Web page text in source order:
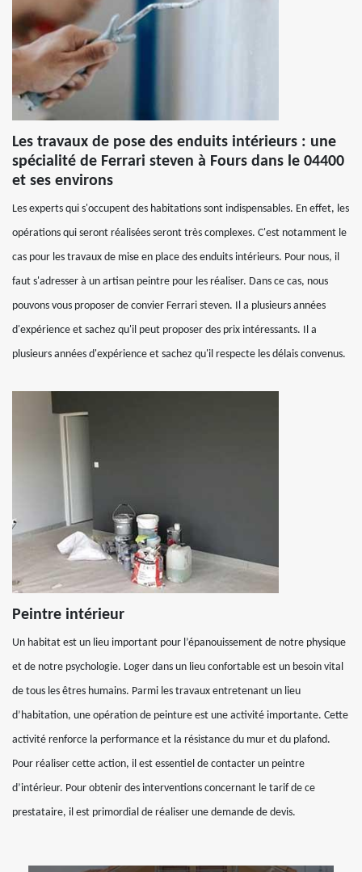
Les travaux de pose des enduits intérieurs : une
spécialité de Ferrari steven à Fours dans le 04400
et ses environs
Les experts qui s'occupent des habitations sont indispensables. En effet, les
opérations qui seront réalisées seront très complexes. C'est notamment le
cas pour les travaux de mise en place des enduits intérieurs. Pour nous, il
faut s'adresser à un artisan peintre pour les réaliser. Dans ce cas, nous
pouvons vous proposer de convier Ferrari steven. Il a plusieurs années
d'expérience et sachez qu'il peut proposer des prix intéressants. Il a
plusieurs années d'expérience et sachez qu'il respecte les délais convenus.
Peintre intérieur
Un habitat est un lieu important pour l’épanouissement de notre physique
et de notre psychologie. Loger dans un lieu confortable est un besoin vital
de tous les êtres humains. Parmi les travaux entretenant un lieu
d’habitation, une opération de peinture est une activité importante. Cette
activité renforce la performance et la résistance du mur et du plafond.
Pour réaliser cette action, il est essentiel de contacter un peintre
d’intérieur. Pour obtenir des interventions concernant le tarif de ce
prestataire, il est primordial de réaliser une demande de devis.